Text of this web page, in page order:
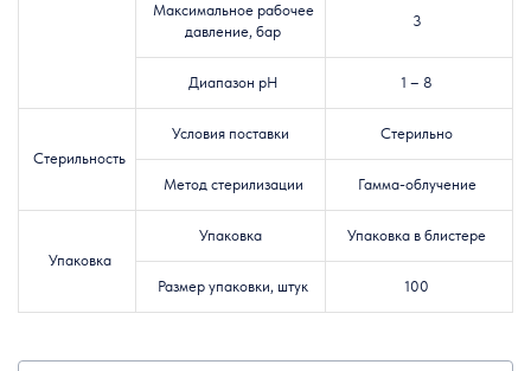
Максимальное рабочее
давление, бар
3
Диапазон pH 1 – 8
Стерильность
Условия поставки Стерильно
Метод стерилизации Гамма-облучение
Упаковка
Упаковка Упаковка в блистере
Размер упаковки, штук 100